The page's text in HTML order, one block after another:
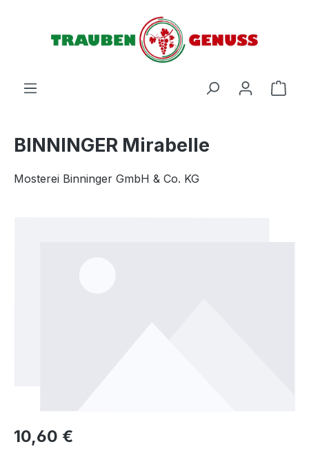
BINNINGER Mirabelle
Mosterei Binninger GmbH & Co. KG
Regulärer Preis:
10,60 €